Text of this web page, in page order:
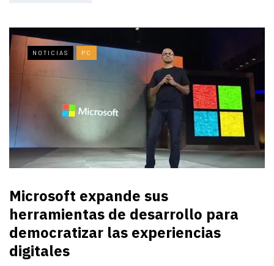
NOTICIAS PC
Microsoft expande sus
herramientas de desarrollo para
democratizar las experiencias
digitales